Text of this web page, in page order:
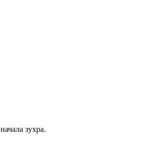
зухра.